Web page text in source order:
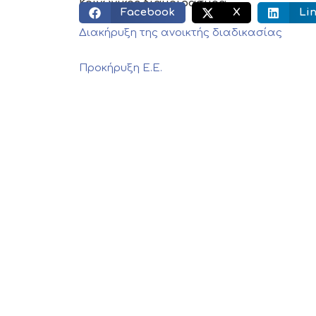
Κοινωνικός διαμοιρασμός:
Facebook X
Διακήρυξη της ανοικτής διαδικασίας
Προκήρυξη Ε.Ε.